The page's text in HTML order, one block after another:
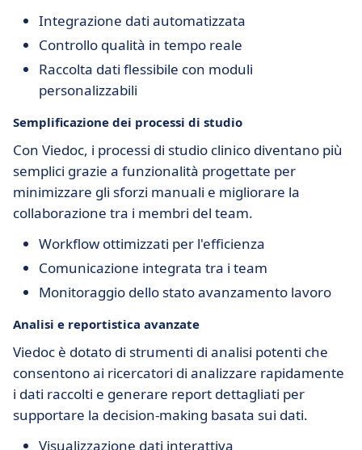
Integrazione dati automatizzata
Controllo qualità in tempo reale
Raccolta dati flessibile con moduli
personalizzabili
Semplificazione dei processi di studio
Con Viedoc, i processi di studio clinico diventano più
semplici grazie a funzionalità progettate per
minimizzare gli sforzi manuali e migliorare la
collaborazione tra i membri del team.
Workflow ottimizzati per l'efficienza
Comunicazione integrata tra i team
Monitoraggio dello stato avanzamento lavoro
Analisi e reportistica avanzate
Viedoc è dotato di strumenti di analisi potenti che
consentono ai ricercatori di analizzare rapidamente
i dati raccolti e generare report dettagliati per
supportare la decision-making basata sui dati.
Visualizzazione dati interattiva